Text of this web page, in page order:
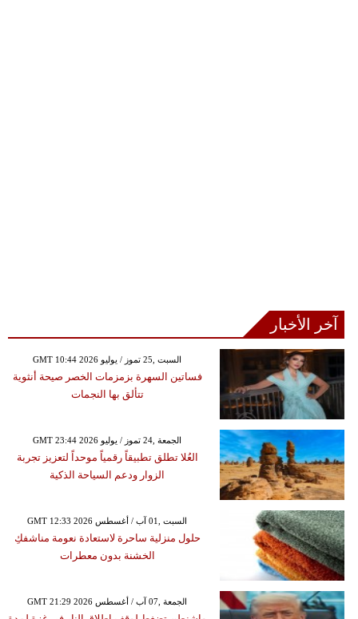
آخر الأخبار
GMT 10:44 2026 السبت ,25 تموز / يوليو
فساتين السهرة بزمزمات الخصر صيحة أنثوية
تتألق بها النجمات
GMT 23:44 2026 الجمعة ,24 تموز / يوليو
العُلا تطلق تطبيقاً رقمياً موحداً لتعزيز تجربة
الزوار ودعم السياحة الذكية
GMT 12:33 2026 السبت ,01 آب / أغسطس
حلول منزلية ساحرة لاستعادة نعومة مناشفكِ
الخشنة بدون معطرات
GMT 21:29 2026 الجمعة ,07 آب / أغسطس